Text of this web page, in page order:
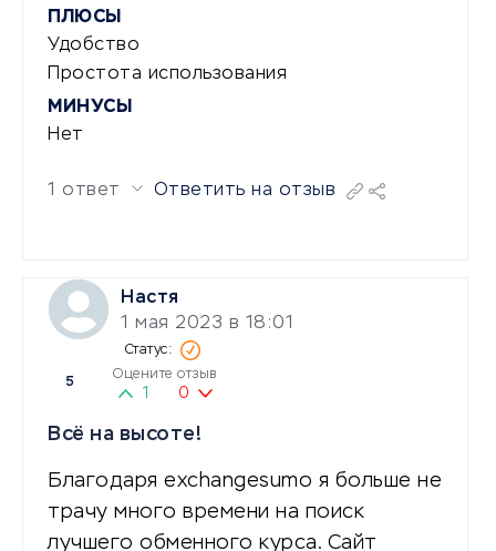
ПЛЮСЫ
Удобство
Простота использования
МИНУСЫ
Нет
1 ответ Ответить на отзыв
Настя
1 мая 2023 в 18:01
5
Оцените отзыв
1 0
Всё на высоте!
Благодаря exchangesumo я больше не
трачу много времени на поиск
лучшего обменного курса. Сайт